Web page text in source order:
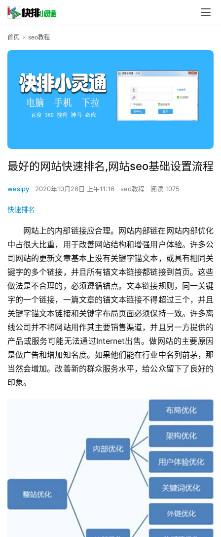
首页 seo教程
最好的网站快速排名,网站seo基础设置流程
wesipy 2020年10月28日 上午11:16 seo教程 阅读 1075
快速排名
网站上的内部链接应合理。网站内部链在网站内部优化
中占很大比重，用于改善网站结构和增强用户体验。许多公
司网站的更新文章基本上没有关键字锚文本，或具有相同关
键字的多个链接，并且所有锚文本链接都链接到首页。这些
做法是不合理的，必须遵循锚点。文本链接规则，同一关键
字的一个链接，一篇文章的锚文本链接不得超过三个，并且
关键字锚文本链接和关键字布局页面必须保持一致。许多离
线公司并不将网站用作其主要销售渠道，并且另一方提供的
产品或服务可能无法通过Internet出售。做网站的主要原因
是做广告和增加知名度。如果他们能在行业中名列前茅，那
当然会增加。改善新的群众服务水平，给公众留下了良好的
印象。